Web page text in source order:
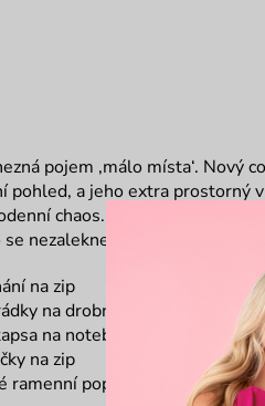
pojem ‚málo místa‘. Nový
pohled, a jeho extra prostorný
chaos. Dvě venkovní
nezalekne žádné cesty – ani
na zip
na drobnosti
na notebook
na zip
popruhy